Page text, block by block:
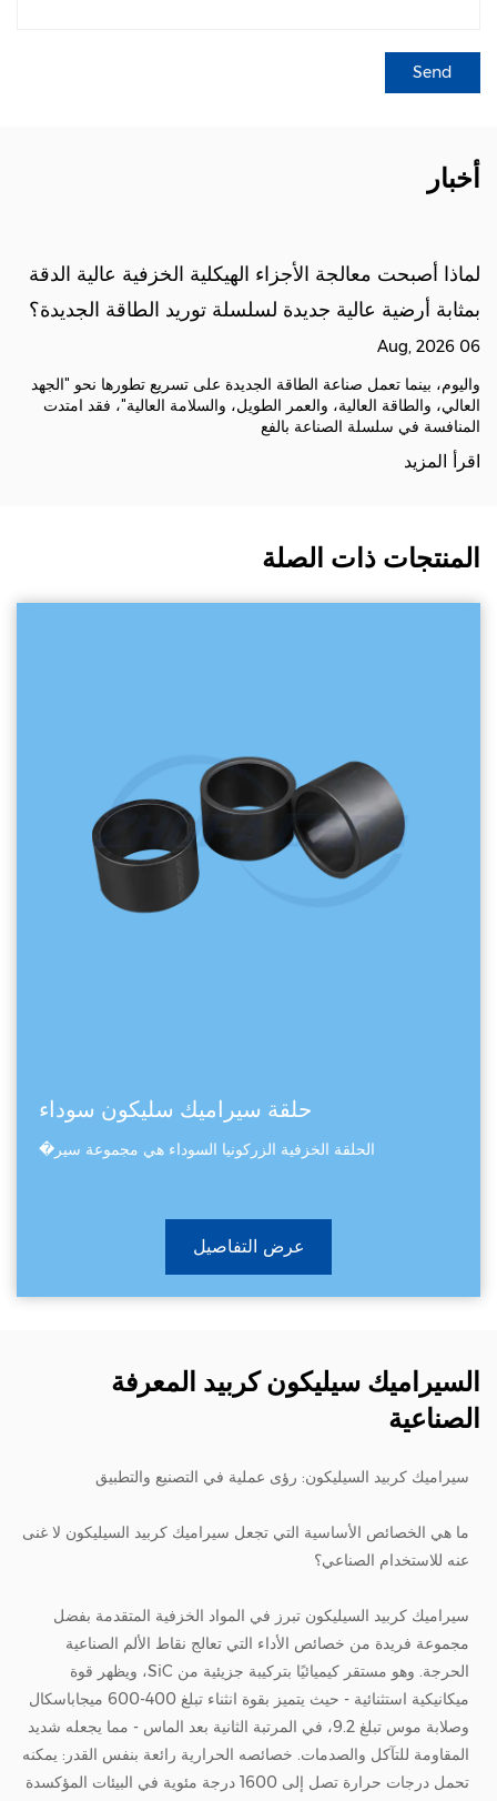
أخبار
لماذا أصبحت معالجة الأجزاء الهيكلية الخزفية عالية الدقة
بمثابة أرضية عالية جديدة لسلسلة توريد الطاقة الجديدة؟
06 Aug, 2026
واليوم، بينما تعمل صناعة الطاقة الجديدة على تسريع تطورها نحو "الجهد
العالي، والطاقة العالية، والعمر الطويل، والسلامة العالية"، فقد امتدت
المنافسة في سلسلة الصناعة بالفع
اقرأ المزيد
المنتجات ذات الصلة
حلقة سيراميك سليكون سوداء
الحلقة الخزفية الزركونيا السوداء هي مجموعة سير�
عرض التفاصيل
السيراميك سيليكون كربيد المعرفة
الصناعية
سيراميك كربيد السيليكون: رؤى عملية في التصنيع والتطبيق
ما هي الخصائص الأساسية التي تجعل سيراميك كربيد السيليكون لا غنى
عنه للاستخدام الصناعي؟
سيراميك كربيد السيليكون تبرز في المواد الخزفية المتقدمة بفضل
مجموعة فريدة من خصائص الأداء التي تعالج نقاط الألم الصناعية
الحرجة. وهو مستقر كيميائيًا بتركيبة جزيئية من SiC، ويظهر قوة
ميكانيكية استثنائية - حيث يتميز بقوة انثناء تبلغ 400-600 ميجاباسكال
وصلابة موس تبلغ 9.2، في المرتبة الثانية بعد الماس - مما يجعله شديد
المقاومة للتآكل والصدمات. خصائصه الحرارية رائعة بنفس القدر: يمكنه
تحمل درجات حرارة تصل إلى 1600 درجة مئوية في البيئات المؤكسدة